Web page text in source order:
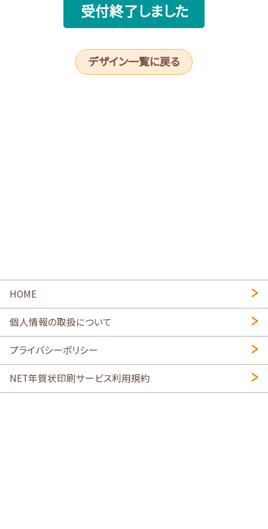
受付終了しました
デザイン一覧に戻る
HOME
個人情報の取扱について
プライバシーポリシー
NET年賀状印刷サービス利用規約